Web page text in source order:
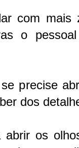
com
o
precise
dos
abrir os